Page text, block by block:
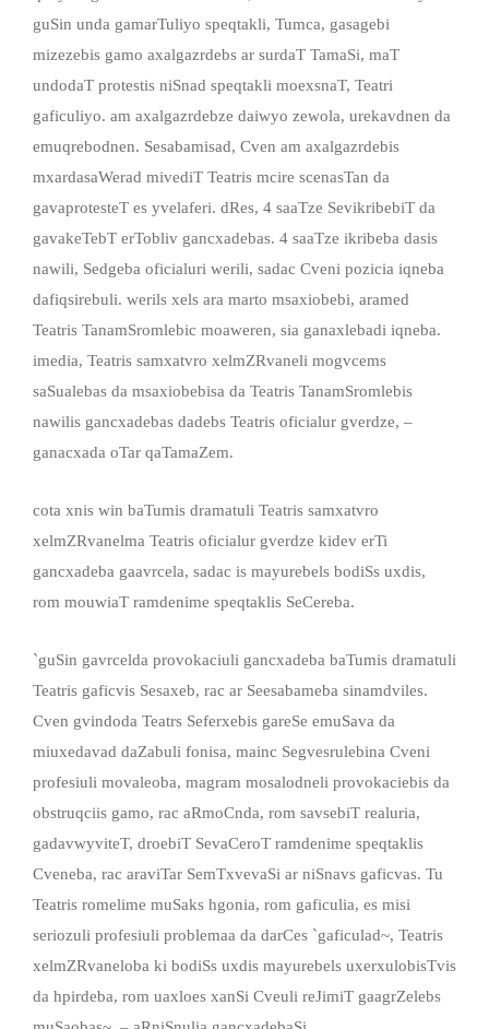
guSin unda gamarTuliyo speqtakli, Tumca, gasagebi
mizezebis gamo axalgazrdebs ar surdaT TamaSi, maT
undodaT protestis niSnad speqtakli moexsnaT, Teatri
gaficuliyo. am axalgazrdebze daiwyo zewola, urekavdnen da
emuqrebodnen. Sesabamisad, Cven am axalgazrdebis
mxardasaWerad mivediT Teatris mcire scenasTan da
gavaprotesteT es yvelaferi. dRes, 4 saaTze SevikribebiT da
gavakeTebT erTobliv gancxadebas. 4 saaTze ikribeba dasis
nawili, Sedgeba oficialuri werili, sadac Cveni pozicia iqneba
dafiqsirebuli. werils xels ara marto msaxiobebi, aramed
Teatris TanamSromlebic moaweren, sia ganaxlebadi iqneba.
imedia, Teatris samxatvro xelmZRvaneli mogvcems
saSualebas da msaxiobebisa da Teatris TanamSromlebis
nawilis gancxadebas dadebs Teatris oficialur gverdze, –
ganacxada oTar qaTamaZem.
cota xnis win baTumis dramatuli Teatris samxatvro
xelmZRvanelma Teatris oficialur gverdze kidev erTi
gancxadeba gaavrcela, sadac is mayurebels bodiSs uxdis,
rom mouwiaT ramdenime speqtaklis SeCereba.
`guSin gavrcelda provokaciuli gancxadeba baTumis dramatuli
Teatris gaficvis Sesaxeb, rac ar Seesabameba sinamdviles.
Cven gvindoda Teatrs Seferxebis gareSe emuSava da
miuxedavad daZabuli fonisa, mainc Segvesrulebina Cveni
profesiuli movaleoba, magram mosalodneli provokaciebis da
obstruqciis gamo, rac aRmoCnda, rom savsebiT realuria,
gadavwyviteT, droebiT SevaCeroT ramdenime speqtaklis
Cveneba, rac araviTar SemTxvevaSi ar niSnavs gaficvas. Tu
Teatris romelime muSaks hgonia, rom gaficulia, es misi
seriozuli profesiuli problemaa da darCes `gaficulad~, Teatris
xelmZRvaneloba ki bodiSs uxdis mayurebels uxerxulobisTvis
da hpirdeba, rom uaxloes xanSi Cveuli reJimiT gaagrZelebs